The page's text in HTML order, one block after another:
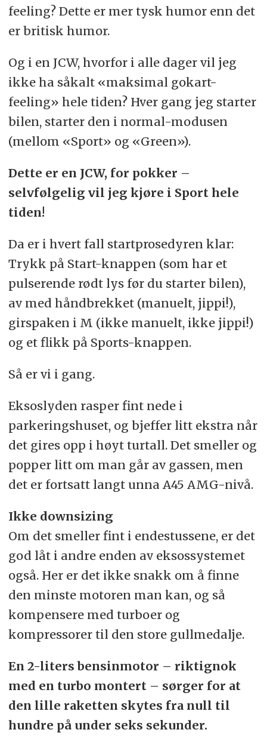
feeling? Dette er mer tysk humor enn det
er britisk humor.
Og i en JCW, hvorfor i alle dager vil jeg
ikke ha såkalt «maksimal gokart-
feeling» hele tiden? Hver gang jeg starter
bilen, starter den i normal-modusen
(mellom «Sport» og «Green»).
Dette er en JCW, for pokker –
selvfølgelig vil jeg kjøre i Sport hele
tiden!
Da er i hvert fall startprosedyren klar:
Trykk på Start-knappen (som har et
pulserende rødt lys før du starter bilen),
av med håndbrekket (manuelt, jippi!),
girspaken i M (ikke manuelt, ikke jippi!)
og et flikk på Sports-knappen.
Så er vi i gang.
Eksoslyden rasper fint nede i
parkeringshuset, og bjeffer litt ekstra når
det gires opp i høyt turtall. Det smeller og
popper litt om man går av gassen, men
det er fortsatt langt unna A45 AMG-nivå.
Ikke downsizing
Om det smeller fint i endestussene, er det
god låt i andre enden av eksossystemet
også. Her er det ikke snakk om å finne
den minste motoren man kan, og så
kompensere med turboer og
kompressorer til den store gullmedalje.
En 2-liters bensinmotor – riktignok
med en turbo montert – sørger for at
den lille raketten skytes fra null til
hundre på under seks sekunder.